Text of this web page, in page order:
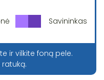
Savininkas
ir vilkite foną pele.